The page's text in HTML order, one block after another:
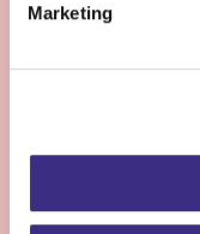
Marketing
Heerenveen
aan het welzijn
betrokken